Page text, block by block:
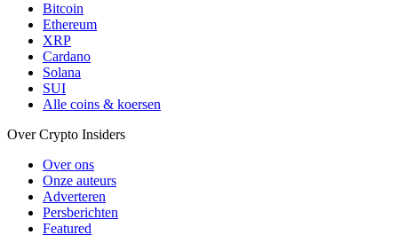
Bitcoin
Ethereum
XRP
Cardano
Solana
SUI
Alle coins & koersen
Over Crypto Insiders
Over ons
Onze auteurs
Adverteren
Persberichten
Featured